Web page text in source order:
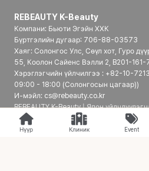
REBEAUTY K-Beauty
Компани: Бьюти Эгэйн ХХК
Бүртгэлийн дугаар: 706-88-03573
Хаяг: Солонгос Улс, Сөүл хот, Гуро
55, Коолон Сайенс Вэлли 2, B201-
Хэрэглэгчийн үйлчилгээ : +82-10-
09:00 - 18:00 (Солонгосын цагаар))
И-мэйл: cs@rebeauty.co.kr
REBEAUTY K-Beauty | Япон
гоо сайхны эмнэлгийн платформ
Нүүр Клиник Event